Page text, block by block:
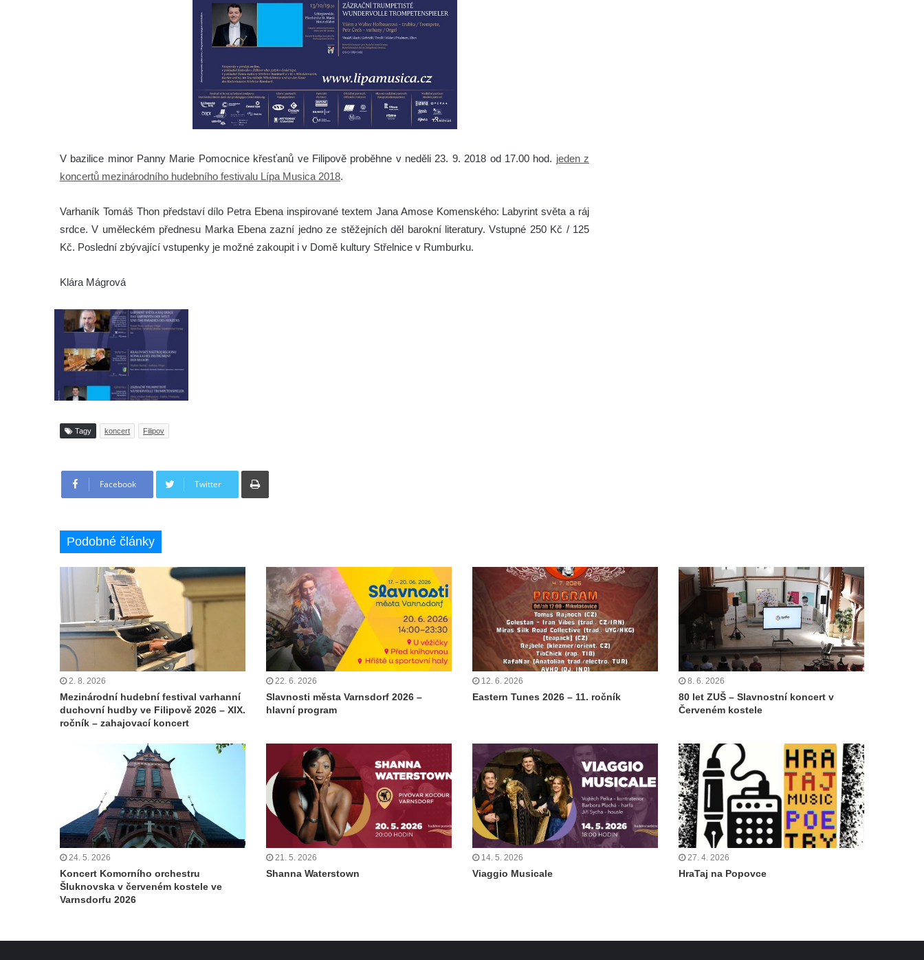
V bazilice minor Panny Marie Pomocnice křesťanů ve Filipově proběhne v neděli 23. 9. 2018 od 17.00 hod. jeden z
koncertů mezinárodního hudebního festivalu Lípa Musica 2018.
Varhaník Tomáš Thon představí dílo Petra Ebena inspirované textem Jana Amose Komenského: Labyrint světa a ráj
srdce. V uměleckém přednesu Marka Ebena zazní jedno ze stěžejních děl barokní literatury. Vstupné 250 Kč / 125
Kč. Poslední zbývající vstupenky je možné zakoupit i v Domě kultury Střelnice v Rumburku.
Klára Mágrová
Tagy koncert Filipov
Facebook Twitter
Tisknout
Podobné články
2. 8. 2026
Mezinárodní hudební festival varhanní
duchovní hudby ve Filipově 2026 – XIX.
ročník – zahajovací koncert
22. 6. 2026
Slavnosti města Varnsdorf 2026 –
hlavní program
12. 6. 2026
Eastern Tunes 2026 – 11. ročník
8. 6. 2026
80 let ZUŠ – Slavnostní koncert v
Červeném kostele
24. 5. 2026
Koncert Komorního orchestru
Šluknovska v červeném kostele ve
Varnsdorfu 2026
21. 5. 2026
Shanna Waterstown
14. 5. 2026
Viaggio Musicale
27. 4. 2026
HraTaj na Popovce